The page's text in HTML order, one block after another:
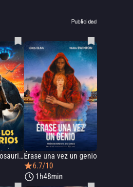
Publicidad
Volver a los dinosauriosÉrase una vez un genio
6.7/10
1h48min